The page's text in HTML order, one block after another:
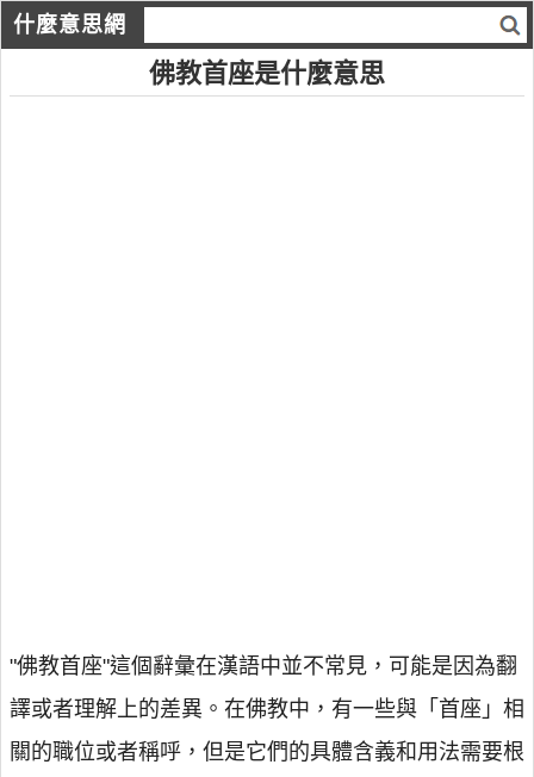
什麼意思網
佛教首座是什麼意思
"佛教首座"這個辭彙在漢語中並不常見，可能是因為翻
譯或者理解上的差異。在佛教中，有一些與「首座」相
關的職位或者稱呼，但是它們的具體含義和用法需要根